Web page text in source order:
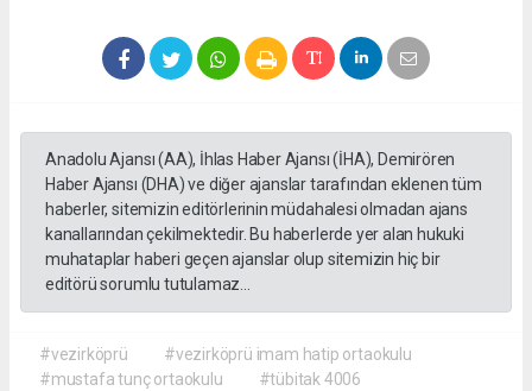
Anadolu Ajansı (AA), İhlas Haber Ajansı (İHA), Demirören
Haber Ajansı (DHA) ve diğer ajanslar tarafından eklenen tüm
haberler, sitemizin editörlerinin müdahalesi olmadan ajans
kanallarından çekilmektedir. Bu haberlerde yer alan hukuki
muhataplar haberi geçen ajanslar olup sitemizin hiç bir
editörü sorumlu tutulamaz...
#vezirköprü
#vezirköprü imam hatip ortaokulu
#mustafa tunç ortaokulu
#tübitak 4006